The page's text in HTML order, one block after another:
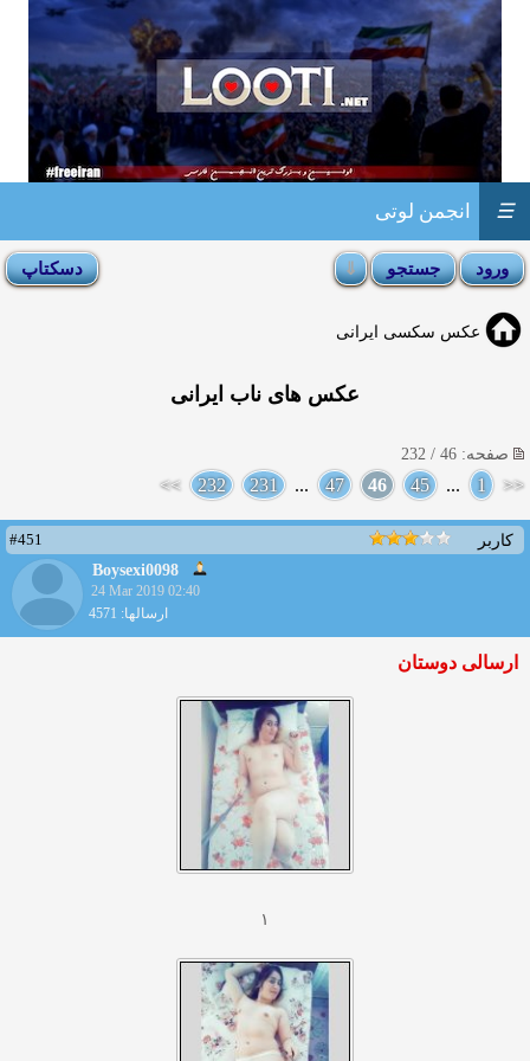
انجمن لوتی ☰
عکس سکسی ایرانی
عکس های ناب ایرانی
صفحه: 46 / 232
<<
1
...
45
46
47
...
231
232
>>
کاربر
#451
Boysexi0098
24 Mar 2019 02:40
ارسالها: 4571
ارسالی دوستان
۱